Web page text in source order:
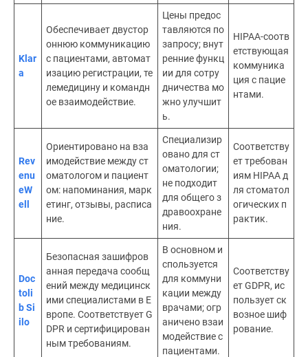
Klar
a
Обеспечивает двустор
оннюю коммуникацию
с пациентами, автомат
изацию регистрации, те
лемедицину и командн
ое взаимодействие.
Цены предос
тавляются по
запросу; внут
ренние функц
ии для сотру
дничества мо
жно улучшит
ь.
HIPAA-соотв
етствующая
коммуника
ция с пацие
нтами.
Rev
enu
eW
ell
Ориентировано на вза
имодействие между ст
оматологом и пациент
ом: напоминания, марк
етинг, отзывы, расписа
ние.
Специализир
овано для ст
оматологии;
не подходит
для общего з
дравоохране
ния.
Соответству
ет требован
иям HIPAA д
ля стоматол
огических п
рактик.
Doc
toli
b Si
ilo
Безопасная зашифров
анная передача сообщ
ений между медицинск
ими специалистами в Е
вропе. Соответствует G
DPR и сертифицирован
ным требованиям.
В основном и
спользуется
для коммуни
кации между
врачами; огр
аничено взаи
модействие с
пациентами.
Соответству
ет GDPR, ис
пользует ск
возное шиф
рование.